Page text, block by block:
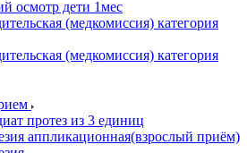
осмотр дети 1мес
(медкомиссия) категория
(медкомиссия) категория
протез из 3 единиц
аппликационная(взрослый приём)